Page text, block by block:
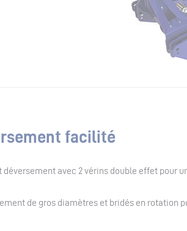
facilité
déversement avec 2 vérins double effet pour
de gros diamètres et bridés en rotation